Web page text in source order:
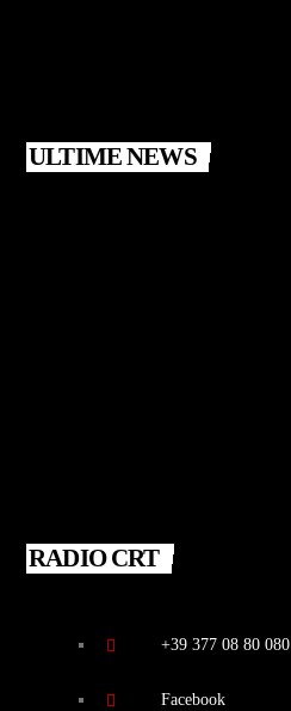
ULTIME NEWS
RADIO CRT
+39 377 08 80 080
Facebook